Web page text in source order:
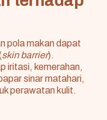
pola makan dapat
skin barrier).
iritasi, kemerahan,
sinar matahari,
perawatan kulit.